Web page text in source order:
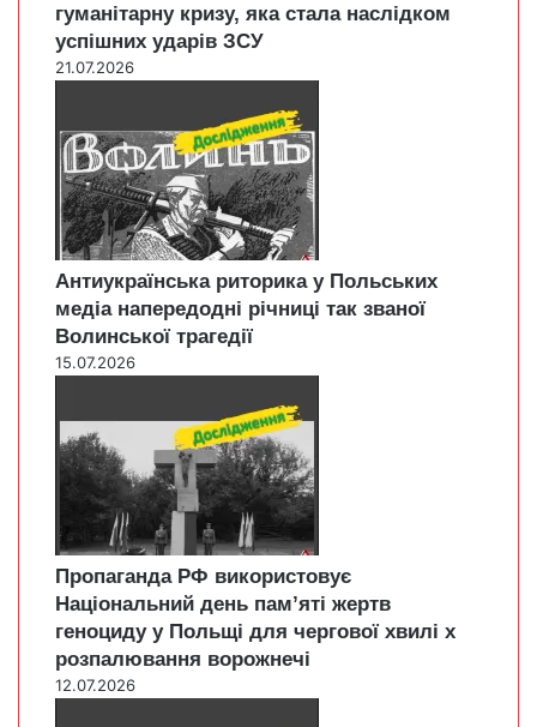
гуманітарну кризу, яка стала наслідком
успішних ударів ЗСУ
21.07.2026
Антиукраїнська риторика у Польських
медіа напередодні річниці так званої
Волинської трагедії
15.07.2026
Пропаганда РФ використовує
Національний день пам’яті жертв
геноциду у Польщі для чергової хвилі х
розпалювання ворожнечі
12.07.2026